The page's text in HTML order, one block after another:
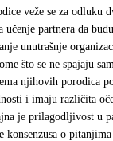
veže se za odluku
partnera da
unutrašnje
što se ne spajaju
njihovih porodica
i imaju različita
je prilagodljivost u
konsenzusa o